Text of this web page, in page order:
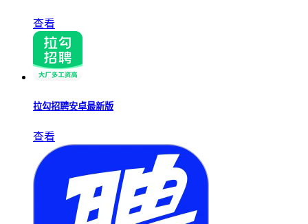
查看
拉勾招聘安卓最新版
查看